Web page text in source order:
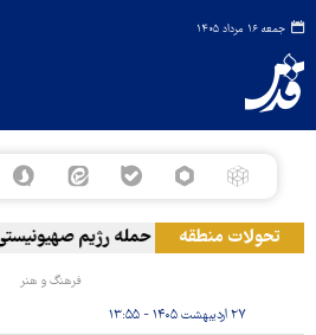
جمعه ۱۶ مرداد ۱۴۰۵
تحولات منطقه حمله رژیم صهیونیستی
فرهنگ و هنر
۲۷ اردیبهشت ۱۴۰۵ - ۱۳:۵۵